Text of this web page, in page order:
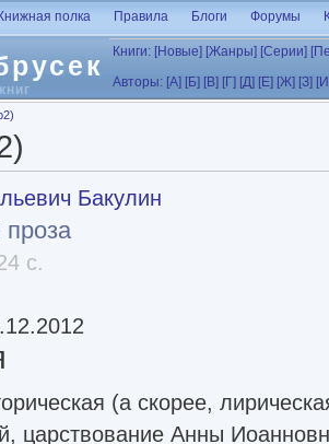
Книжная полка Правила Блоги Форумы
Книги: [Новые] [Жанры] [Серии]
Авторы: [А] [Б] [В] [Г] [Д] [Е] [Ж] [З]
Бакулин
с.
(а скорее,
царствование Анны